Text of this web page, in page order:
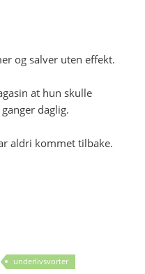
og salver uten effekt.
at hun skulle
daglig.
aldri kommet tilbake.
underlivsvorter